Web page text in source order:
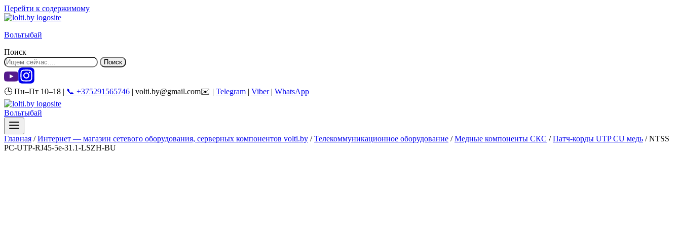
Перейти к содержимому
Вольтыбай
Поиск
Поиск
🕒 Пн–Пт 10–18 | 📞 +375291565746 | volti.by@gmail.com✉️ | Telegram | Viber| WhatsApp
Вольтыбай
Главная / Интернет — магазин сетевого оборудования, серверных компонентов volti.by / Телекоммуникационное оборудование / Медные компоненты СКС / Патч-корды UTP CU медь / NTSS
PC-UTP-RJ45-5e-31.1-LSZH-BU